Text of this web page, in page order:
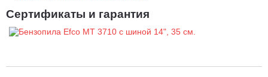
инструментаупрощает операции по обслуживанию.
Сертификаты и гарантия